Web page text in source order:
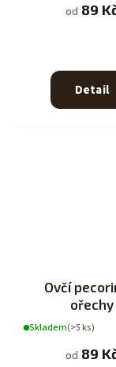
od 89
Detail
Ovčí
ořechy
Skladem(>5 ks)
od 89